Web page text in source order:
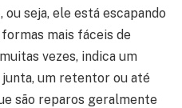
seja, ele está escapando
mais fáceis de
vezes, indica um
um retentor ou até
são reparos geralmente